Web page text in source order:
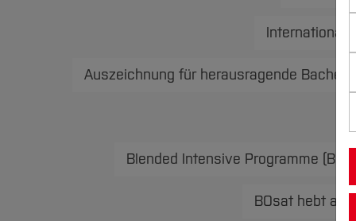
Auszeichnung für herausragende
Blended Intensive Programme
BOsat hebt